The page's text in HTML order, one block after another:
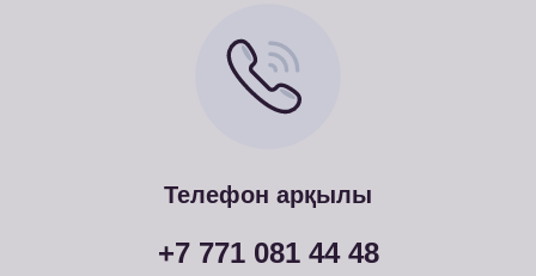
Телефон арқылы
+7 771 081 44 48